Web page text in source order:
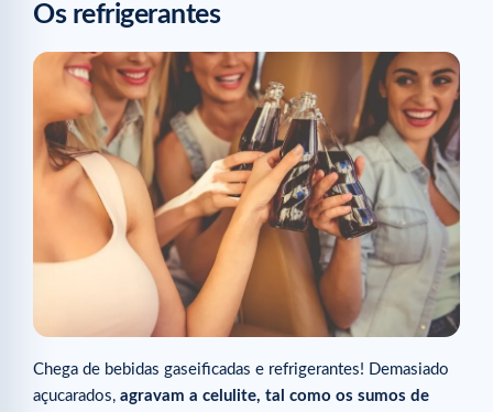
Os refrigerantes
Chega de bebidas gaseificadas e refrigerantes! Demasiado
açucarados, agravam a celulite, tal como os sumos de